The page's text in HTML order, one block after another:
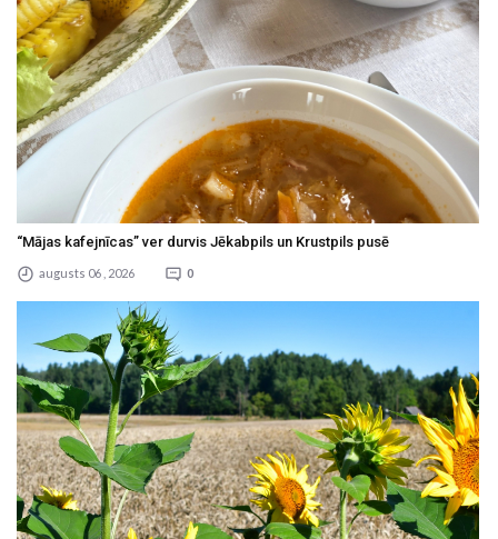
“Mājas kafejnīcas” ver durvis Jēkabpils un Krustpils pusē
augusts 06 , 2026 0